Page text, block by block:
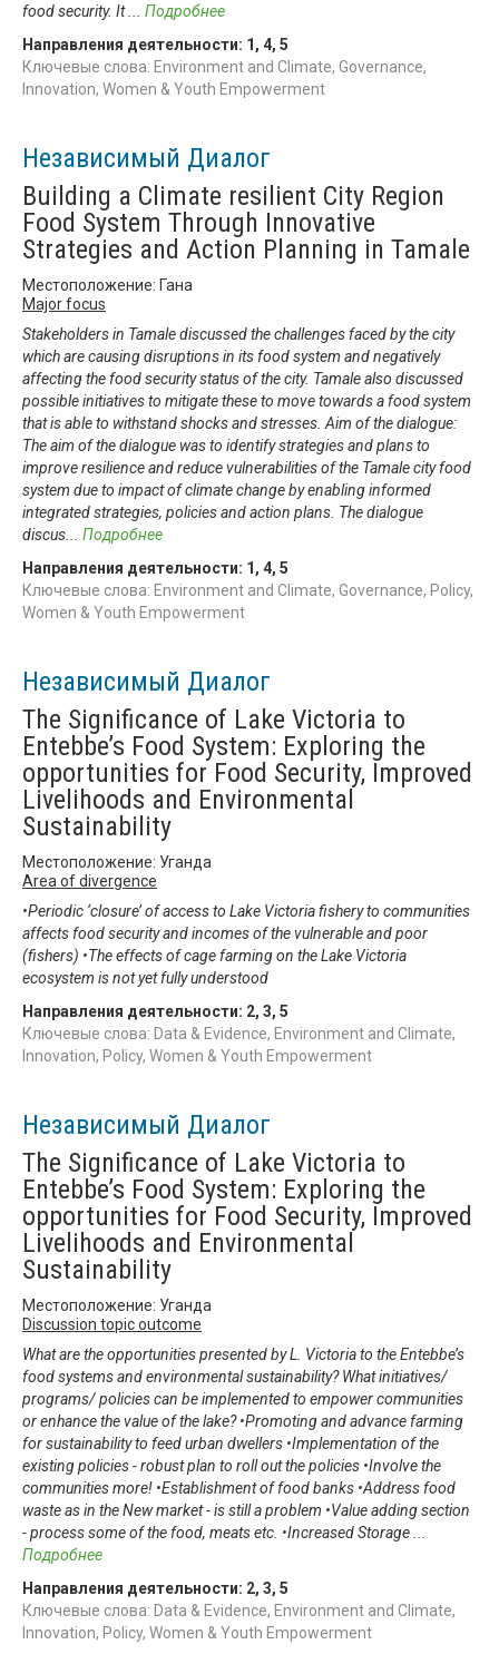
food security. It
Подробнее
Направления деятельности: 1 , 4, 5
Ключевые слова: Environment and Climate, Governance,
Innovation, Women & Youth Empowerment
Независимый Диалог
Building a Climate resilient City Region
Food System Through Innovative
Strategies and Action Planning in Tamale
Местоположение: Гана
Major focus
Stakeholders in Tamale discussed the challenges faced by the city
which are causing disruptions in its food system and negatively
affecting the food security status of the city. Tamale also discussed
possible initiatives to mitigate these to move towards a food system
that is able to withstand shocks and stresses. Aim of the dialogue:
The aim of the dialogue was to identify strategies and plans to
improve resilience and reduce vulnerabilities of the Tamale city food
system due to impact of climate change by enabling informed
integrated strategies, policies and action plans. The dialogue
discus
Подробнее
Направления деятельности: 1 , 4, 5
Ключевые слова: Environment and Climate, Governance, Policy,
Women & Youth Empowerment
Независимый Диалог
The Significance of Lake Victoria to
Entebbe’s Food System: Exploring the
opportunities for Food Security, Improved
Livelihoods and Environmental
Sustainability
Местоположение: Уганда
Area of divergence
•Periodic ‘closure’ of access to Lake Victoria fishery to communities
affects food security and incomes of the vulnerable and poor
(fishers) •The effects of cage farming on the Lake Victoria
ecosystem is not yet fully understood
Направления деятельности: 2, 3, 5
Ключевые слова: Data & Evidence, Environment and Climate,
Innovation, Policy, Women & Youth Empowerment
Независимый Диалог
The Significance of Lake Victoria to
Entebbe’s Food System: Exploring the
opportunities for Food Security, Improved
Livelihoods and Environmental
Sustainability
Местоположение: Уганда
Discussion topic outcome
What are the opportunities presented by L. Victoria to the Entebbe’s
food systems and environmental sustainability? What initiatives/
programs/ policies can be implemented to empower communities
or enhance the value of the lake? •Promoting and advance farming
for sustainability to feed urban dwellers •Implementation of the
existing policies - robust plan to roll out the policies •Involve the
communities more! •Establishment of food banks •Address food
waste as in the New market - is still a problem •Value adding section
- process some of the food, meats etc. •Increased Storage
Подробнее
Направления деятельности: 2, 3, 5
Ключевые слова: Data & Evidence, Environment and Climate,
Innovation, Policy, Women & Youth Empowerment